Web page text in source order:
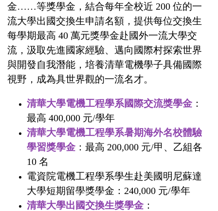
金……等獎學金，結合每年全校近 200 位的一
流大學出國交換生申請名額，提供每位交換生
每學期最高 40 萬元獎學金赴國外一流大學交
流，汲取先進國家經驗、邁向國際村探索世界
與開發自我潛能，培養清華電機學子具備國際
視野，成為具世界觀的一流名才。
清華大學電機工程學系國際交流獎學金 ：
最高 400,000 元/學年
清華大學電機工程學系暑期海外名校體驗
學習獎學金 ：最高 200,000 元/甲、乙組各
10 名
電資院電機工程學系學生赴美國明尼蘇達
大學短期留學獎學金：240,000 元/學年
清華大學出國交換生獎學金 ：